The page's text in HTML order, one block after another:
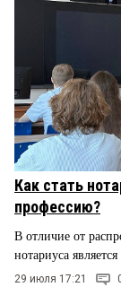
Как стать
профессию?
В отличие от
нотариуса
29 июля 17:21